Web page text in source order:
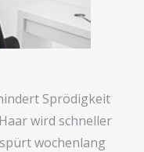
Sprödigkeit
wird schneller
wochenlang